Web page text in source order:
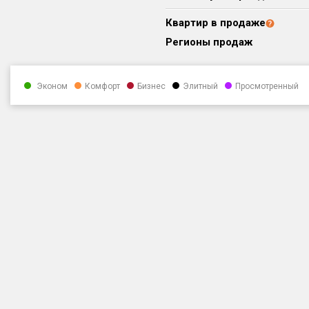
Квартир в продаже
Регионы продаж
Эконом Комфорт Бизнес Элитный Просмотренный